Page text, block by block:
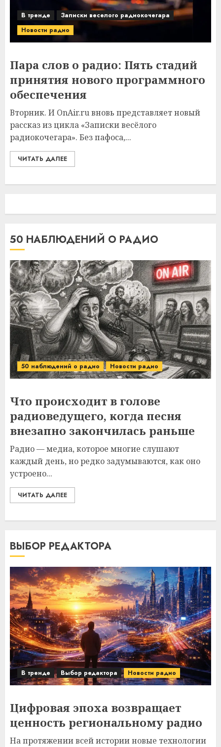
В тренде
Записки веселого радиокочегара
Новости радио
Пара слов о радио: Пять стадий
принятия нового программного
обеспечения
Вторник. И OnAir.ru вновь представляет новый
рассказ из цикла «Записки весёлого
радиокочегара». Без пафоса,...
ЧИТАТЬ ДАЛЕЕ
50 НАБЛЮДЕНИЙ О РАДИО
50 наблюдений о радио Новости радио
Что происходит в голове
радиоведущего, когда песня
внезапно закончилась раньше
Радио — медиа, которое многие слушают
каждый день, но редко задумываются, как оно
устроено...
ЧИТАТЬ ДАЛЕЕ
ВЫБОР РЕДАКТОРА
В тренде Выбор редактора Новости радио
Цифровая эпоха возвращает
ценность региональному радио
На протяжении всей истории новые технологии